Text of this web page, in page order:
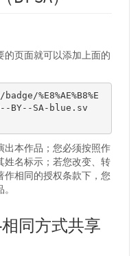
的页面就可以添加上面的
%E8%AE%B8%E
BY--SA-blue.sv
出本作品；您必须按照作
姓名标示；若您改变、转
相同的授权条款下，您
同方式共享